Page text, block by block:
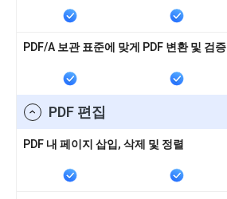
PDF/A 보관 표준에 맞게 PDF 변환 및 검증
PDF 편집
PDF 내 페이지 삽입, 삭제 및 정렬